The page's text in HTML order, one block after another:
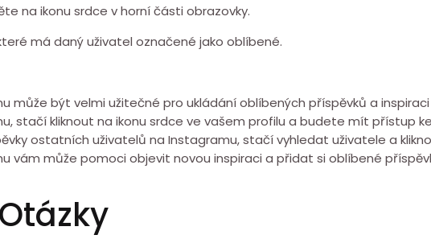
na ikonu srdce v horní části obrazovky.
má daný uživatel označené jako oblíbené.
může být velmi užitečné pro ukládání oblíbených příspěvků a
stačí kliknout na ikonu srdce ve vašem profilu a budete mít přístup
ostatních uživatelů na Instagramu, stačí vyhledat uživatele a
vám může pomoci objevit novou inspiraci a přidat si oblíbené